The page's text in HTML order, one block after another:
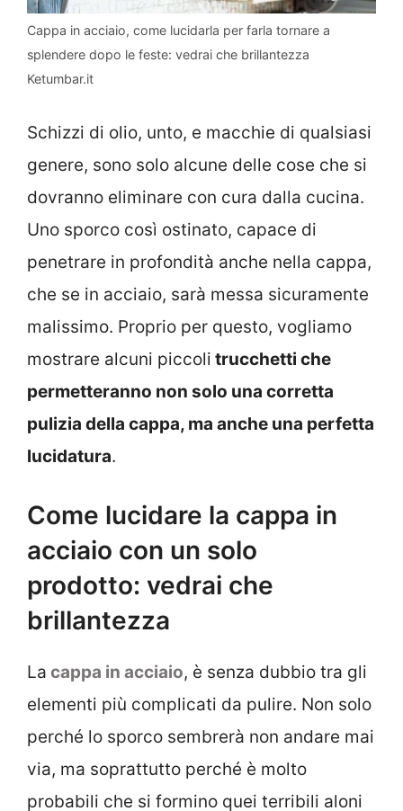
Cappa in acciaio, come lucidarla per farla tornare a
splendere dopo le feste: vedrai che brillantezza
Ketumbar.it
Schizzi di olio, unto, e macchie di qualsiasi
genere, sono solo alcune delle cose che si
dovranno eliminare con cura dalla cucina.
Uno sporco così ostinato, capace di
penetrare in profondità anche nella cappa,
che se in acciaio, sarà messa sicuramente
malissimo. Proprio per questo, vogliamo
mostrare alcuni piccoli trucchetti che
permetteranno non solo una corretta
pulizia della cappa, ma anche una perfetta
lucidatura.
Come lucidare la cappa in
acciaio con un solo
prodotto: vedrai che
brillantezza
La cappa in acciaio, è senza dubbio tra gli
elementi più complicati da pulire. Non solo
perché lo sporco sembrerà non andare mai
via, ma soprattutto perché è molto
probabili che si formino quei terribili aloni